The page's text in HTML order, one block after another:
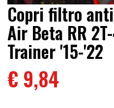
Copri filtro
Air Beta RR
Trainer '15-'22
€ 9,84